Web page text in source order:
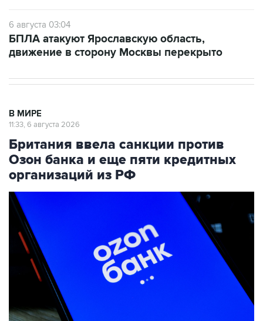
6 августа 03:04
БПЛА атакуют Ярославскую область,
движение в сторону Москвы перекрыто
В МИРЕ
11:33, 6 августа 2026
Британия ввела санкции против
Озон банка и еще пяти кредитных
организаций из РФ